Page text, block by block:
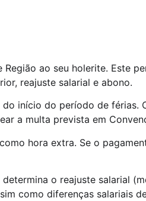
ao seu holerite. Este
reajuste salarial e abono.
início do período de férias.
a multa prevista em
hora extra. Se o
o reajuste salarial
como diferenças salariais